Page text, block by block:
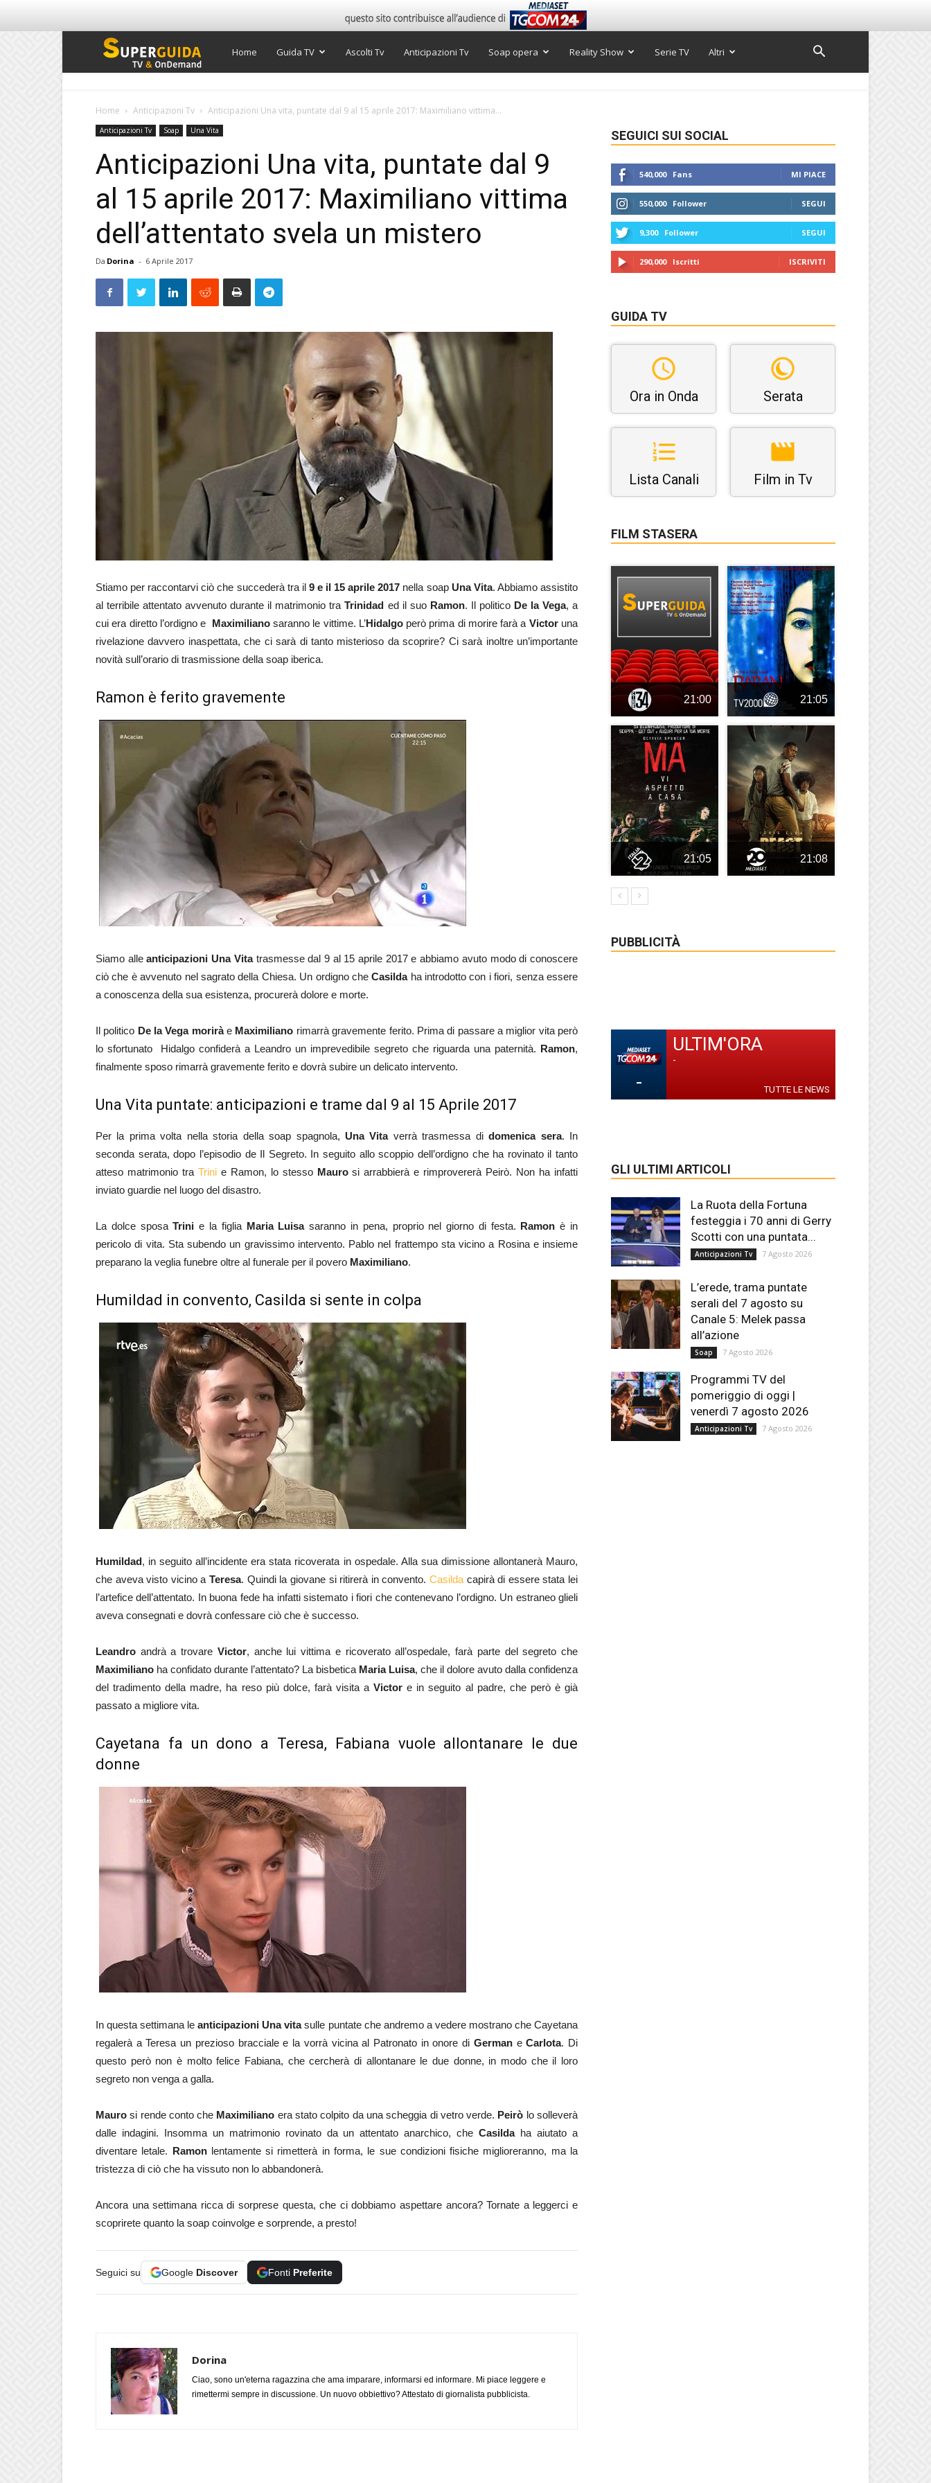
Super
TV
Home Guida TV Ascolti Tv Anticipazioni Tv Soap opera Reality Show Serie TV Altri
Home Anticipazioni Tv Anticipazioni Una vita, puntate dal 9 al 15 aprile 2017: Maximiliano vittima...
Anticipazioni Tv Soap Una Vita
Anticipazioni Una vita, puntate dal 9
al 15 aprile 2017: Maximiliano vittima
dell’attentato svela un mistero
Da Dorina - 6 Aprile 2017
Stiamo per raccontarvi ciò che succederà tra il 9 e il 15 aprile 2017 nella soapUna Vita. Abbiamo assistito
al terribile attentato avvenuto durante il matrimonio traTrinidad ed il suo Ramon. Il politico De la Vega, a
cui era diretto l’ordigno e Maximilianosaranno le vittime. L’Hidalgoperò prima di morire farà a Victoruna
rivelazione davvero inaspettata, che ci sarà di tanto misterioso da scoprire? Ci sarà inoltre un’importante
novità sull’orario di trasmissione della soap iberica.
Ramon è ferito gravemente
Siamo alleanticipazioni Una Vitatrasmesse dal 9 al 15 aprile 2017 e abbiamo avuto modo di conoscere
ciò che è avvenuto nel sagrato della Chiesa. Un ordigno cheCasildaha introdotto con i fiori, senza essere
a conoscenza della sua esistenza, procurerà dolore e morte.
Il politico De la Vega moriràe Maximiliano rimarrà gravemente ferito. Prima di passare a miglior vita però
lo sfortunato Hidalgo confiderà a Leandro un imprevedibile segreto che riguarda una paternità. Ramon,
finalmente sposo rimarrà gravemente ferito e dovrà subire un delicato intervento.
Una Vita puntate: anticipazioni e trame dal 9 al 15 Aprile 2017
Per la prima volta nella storia della soap spagnola, Una Vitaverrà trasmessa didomenica sera. In
seconda serata, dopo l’episodio de Il Segreto. In seguito allo scoppio dell’ordigno che ha rovinato il tanto
atteso matrimonio traTrini e Ramon, lo stessoMaurosi arrabbierà e rimprovererà Peirò. Non ha infatti
inviato guardie nel luogo del disastro.
La dolce sposaTrini e la figlia Maria Luisasaranno in pena, proprio nel giorno di festa. Ramon è in
pericolo di vita. Sta subendo un gravissimo intervento. Pablo nel frattempo sta vicino a Rosina e insieme
preparano la veglia funebre oltre al funerale per il povero Maximiliano.
Humildad in convento, Casilda si sente in colpa
Humildad, in seguito all’incidente era stata ricoverata in ospedale. Alla sua dimissione allontanerà Mauro,
che aveva visto vicino aTeresa. Quindi la giovane si ritirerà in convento. Casildacapirà di essere stata lei
l’artefice dell’attentato. In buona fede ha infatti sistemato i fiori che contenevano l’ordigno. Un estraneo glieli
aveva consegnati e dovrà confessare ciò che è successo.
Leandro andrà a trovare Victor, anche lui vittima e ricoverato all’ospedale, farà parte del segreto che
Maximiliano ha confidato durante l’attentato? La bisbetica Maria Luisa, che il dolore avuto dalla confidenza
del tradimento della madre, ha reso più dolce, farà visita aVictor e in seguito al padre, che però è già
passato a migliore vita.
Cayetana fa un dono a Teresa, Fabiana vuole allontanare le due
donne
In questa settimana leanticipazioni Una vitasulle puntate che andremo a vedere mostrano che Cayetana
regalerà a Teresa un prezioso bracciale e la vorrà vicina al Patronato in onore di GermaneCarlota. Di
questo però non è molto felice Fabiana, che cercherà di allontanare le due donne, in modo che il loro
segreto non venga a galla.
Mauro si rende conto che Maximiliano era stato colpito da una scheggia di vetro verde. Peirò lo solleverà
dalle indagini. Insomma un matrimonio rovinato da un attentato anarchico, cheCasildaha aiutato a
diventare letale. Ramonlentamente si rimetterà in forma, le sue condizioni fisiche miglioreranno, ma la
tristezza di ciò che ha vissuto non lo abbandonerà.
Ancora una settimana ricca di sorprese questa, che ci dobbiamo aspettare ancora? Tornate a leggerci e
scoprirete quanto la soap coinvolge e sorprende, a presto!
Seguici su Google Discover Fonti Preferite
Dorina
Ciao, sono un'eterna ragazzina che ama imparare, informarsi ed informare. Mi piace leggere e
rimettermi sempre in discussione. Un nuovo obbiettivo? Attestato di giornalista pubblicista.
SEGUICI SUI SOCIAL
540,000 Fans MI PIACE
550,000 Follower SEGUI
9,300 Follower SEGUI
290,000 Iscritti ISCRIVITI
GUIDA TV
Ora in Onda Serata
Lista Canali Film in Tv
FILM STASERA
21:00 21:05
21:05 21:08
PUBBLICITÀ
-
ULTIM'ORA
-
TUTTE LE NEWS
GLI ULTIMI ARTICOLI
La Ruota della Fortuna
festeggia i 70 anni di Gerry
Scotti con una puntata...
Anticipazioni Tv 7 Agosto 2026
L’erede, trama puntate
serali del 7 agosto su
Canale 5: Melek passa
all’azione
Soap 7 Agosto 2026
Programmi TV del
pomeriggio di oggi |
venerdì 7 agosto 2026
Anticipazioni Tv 7 Agosto 2026